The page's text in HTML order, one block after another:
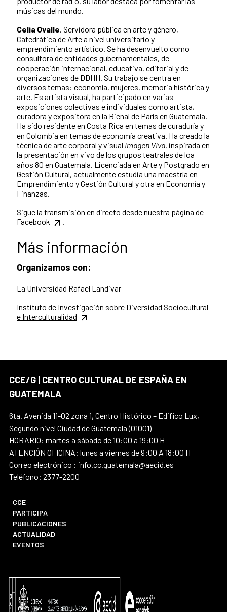
músicas del mundo.
Celia Ovalle. Servidora pública en arte y género,
Catedrática de Arte a nivel universitario y
emprendimiento artístico. Se ha desenvuelto como
consultora de entidades gubernamentales, de
cooperación internacional, educativa, editorial y de
organizaciones de DDHH. Su trabajo se centra en
diversos temas: economía, mujeres, memoria histórica y
arte. Es artista visual, ha participado en varias
exposiciones colectivas e individuales como artista,
curadora y expositora en la Bienal de París en Guatemala.
Ha sido residente en Costa Rica en temas de curaduría y
en Colombia en temas de economía creativa. Ha creado la
técnica de arte corporal y visual Imagen Viva, inspirada en
la presentación en vivo de los grupos teatrales de loa
años 80 en Guatemala. Licenciada en Arte y Postgrado en
Gestión Cultural, actualmente estudia una maestría en
Emprendimiento y Gestión Cultural y otra en Economía y
Finanzas.
Sigue la transmisión en directo desde nuestra página de
Facebook
.
Más información
Organizamos con:
La Universidad Rafael Landivar
Instituto de Investigación sobre Diversidad Sociocultural
e Interculturalidad
CCE/G | CENTRO CULTURAL DE ESPAÑA EN
GUATEMALA
6ta. Avenida 11-02 zona 1, Centro Histórico – Edifico Lux,
Segundo nivel Ciudad de Guatemala (01001)
HORARIO: martes a sábado de 10:00 a 19:00 H
ATENCIÓN OFICINA: lunes a viernes de 9:00 A 18:00 H
Correo electrónico : info.cc.guatemala@aecid.es
Teléfono: 2377-2200
CCE
PARTICIPA
PUBLICACIONES
ACTUALIDAD
EVENTOS